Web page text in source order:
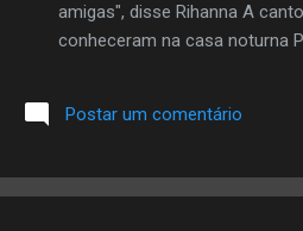
amigas", disse Rihanna A
conheceram na casa noturna
Postar um comentário